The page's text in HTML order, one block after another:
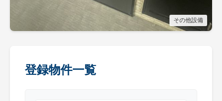
その他設備
登録物件一覧